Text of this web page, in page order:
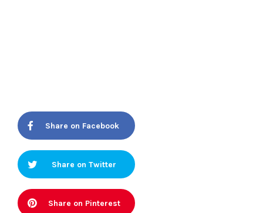
Share on Facebook
Share on Twitter
Share on Pinterest